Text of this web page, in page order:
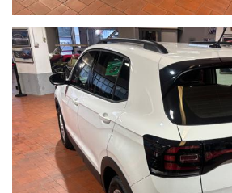
------CONTO VENDITA ED ASSISTENZA
SE VOLETE VENDERE LA VOSTRA AUTO
OCCUPARE DI TRATTATIVE E PAGAMENTI
OCCUPARCENE NOI,METTIAMO A
SERIETA' E COMPETENZA,CUSTODIAMO
NEL NOSTRO SHOWROOM,VALUTIAMO LE
PERVENUTECI E VI INFORMIAMO IN
SEMPRE DI TENERE CONTO DELLE